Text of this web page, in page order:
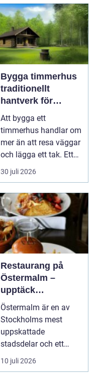
Bygga timmerhus
traditionellt
hantverk för
moderna behov
Att bygga ett
timmerhus handlar om
mer än att resa väggar
och lägga ett tak. Ett
timmerhus är ett lå...
30 juli 2026
Restaurang på
Östermalm –
upptäck
matupplevelser i
en av Stockholms
mest attraktiva
stadsdelar
Östermalm är en av
Stockholms mest
uppskattade
stadsdelar och ett
självklart val f&ou...
10 juli 2026